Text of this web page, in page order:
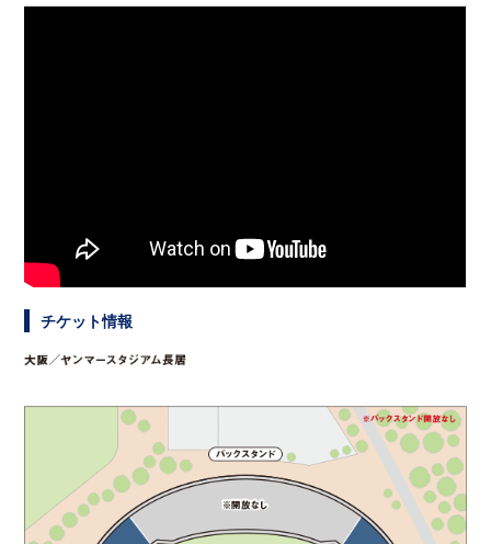
チケット情報